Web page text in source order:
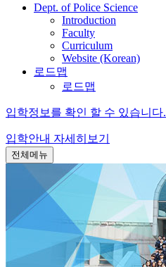
Dept. of Police Science
Introduction
Faculty
Curriculum
Website (Korean)
로드맵
로드맵
입학정보를 확인 할 수 있습니다.
입학안내 자세히보기
전체메뉴